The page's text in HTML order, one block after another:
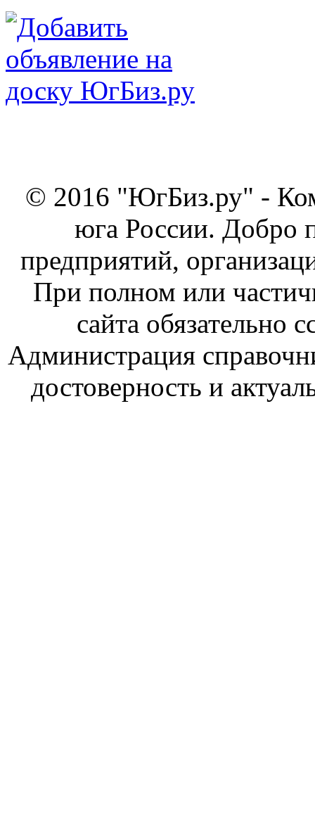
© 2016 "ЮгБиз.ру" -
юга России. Добро
предприятий,
При полном или
сайта обязательно
Администрация
достоверность и